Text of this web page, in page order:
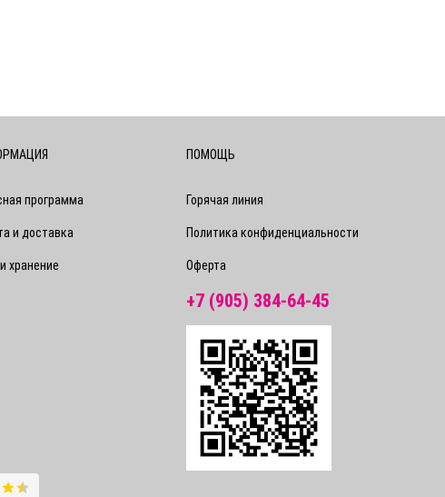
программа
и доставка
хранение
ПОМОЩЬ
Горячая линия
Политика конфиденциальности
Оферта
+7 (905) 384-64-45